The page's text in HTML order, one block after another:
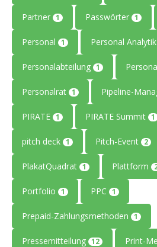
Partner 1 Passwörter 1
Personal 1 Personal Analytik
Personalabteilung 1
Personalrat 1 Pipeline-
PIRATE 1 PIRATE Summit 1
pitch deck 1 Pitch-Event 2
PlakatQuadrat 1 Plattform
Portfolio 1 PPC 1
Prepaid-Zahlungsmethoden 1
Pressemitteilung 12 Print-